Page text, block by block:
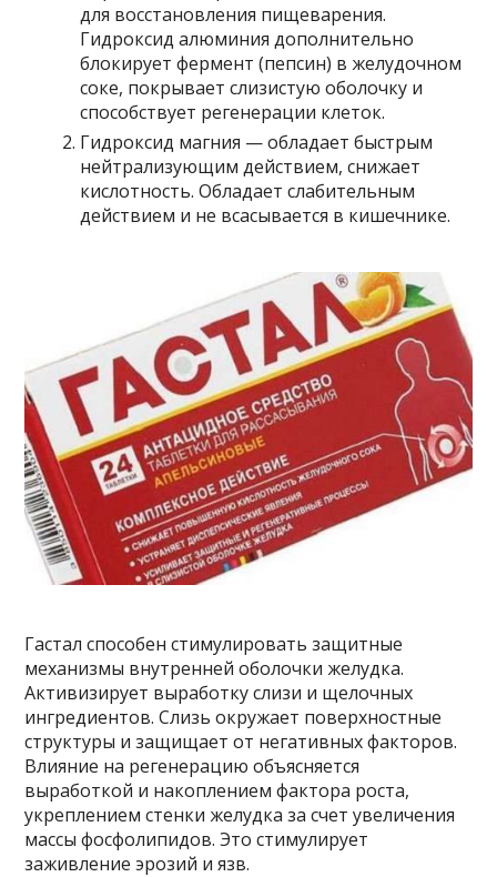
для восстановления пищеварения.
Гидроксид алюминия дополнительно
блокирует фермент (пепсин) в желудочном
соке, покрывает слизистую оболочку и
способствует регенерации клеток.
Гидроксид магния — обладает быстрым
нейтрализующим действием, снижает
кислотность. Обладает слабительным
действием и не всасывается в кишечнике.
Гастал способен стимулировать защитные
механизмы внутренней оболочки желудка.
Активизирует выработку слизи и щелочных
ингредиентов. Слизь окружает поверхностные
структуры и защищает от негативных факторов.
Влияние на регенерацию объясняется
выработкой и накоплением фактора роста,
укреплением стенки желудка за счет увеличения
массы фосфолипидов. Это стимулирует
заживление эрозий и язв.